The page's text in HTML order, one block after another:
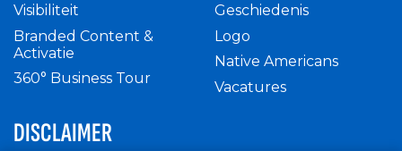
Visibiliteit
Branded Content &
Activatie
360° Business Tour
Geschiedenis
Logo
Native Americans
Vacatures
DISCLAIMER